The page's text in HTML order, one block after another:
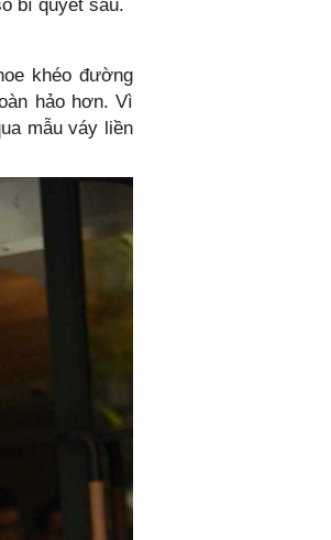
bí quyết sau.
khéo đường
hảo hơn. Vì
mẫu váy liền